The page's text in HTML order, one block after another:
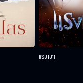
แรงเงา